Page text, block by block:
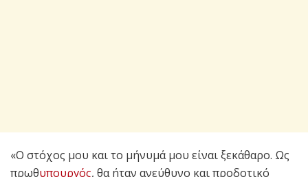
«Ο στόχος μου και το μήνυμά μου είναι ξεκάθαρο. Ως
πρωθυπουργός, θα ήταν ανεύθυνο και προδοτικό